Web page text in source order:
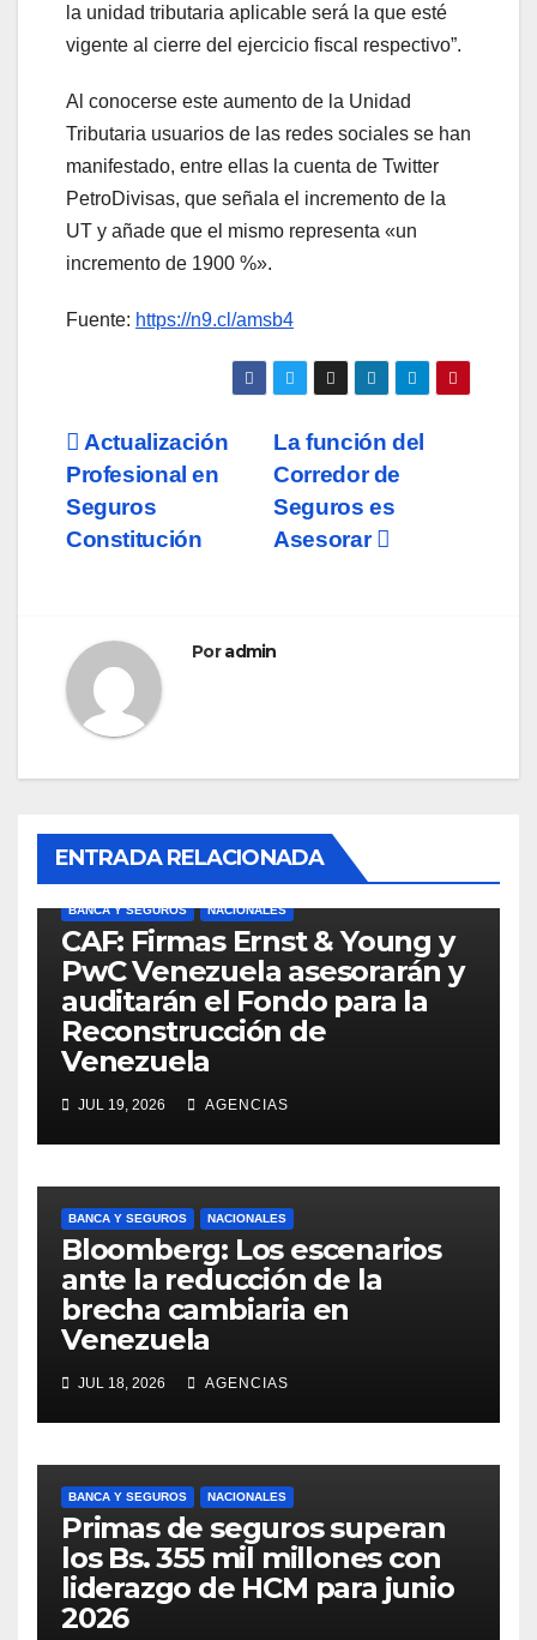
la unidad tributaria aplicable será la que esté
vigente al cierre del ejercicio fiscal respectivo”.
Al conocerse este aumento de la Unidad
Tributaria usuarios de las redes sociales se han
manifestado, entre ellas la cuenta de Twitter
PetroDivisas, que señala el incremento de la
UT y añade que el mismo representa «un
incremento de 1900 %».
Fuente: https://n9.cl/amsb4
Navegación
de
entradas
La función del
Corredor de
Seguros es
Asesorar
Actualización
Profesional en
Seguros
Constitución
Poradmin
ENTRADA RELACIONADA
BANCA Y SEGUROS NACIONALES
CAF: Firmas Ernst & Young y
PwC Venezuela asesorarán y
auditarán el Fondo para la
Reconstrucción de
Venezuela
JUL 19, 2026 AGENCIAS
BANCA Y SEGUROS NACIONALES
Bloomberg: Los escenarios
ante la reducción de la
brecha cambiaria en
Venezuela
JUL 18, 2026 AGENCIAS
BANCA Y SEGUROS NACIONALES
Primas de seguros superan
los Bs. 355 mil millones con
liderazgo de HCM para junio
2026